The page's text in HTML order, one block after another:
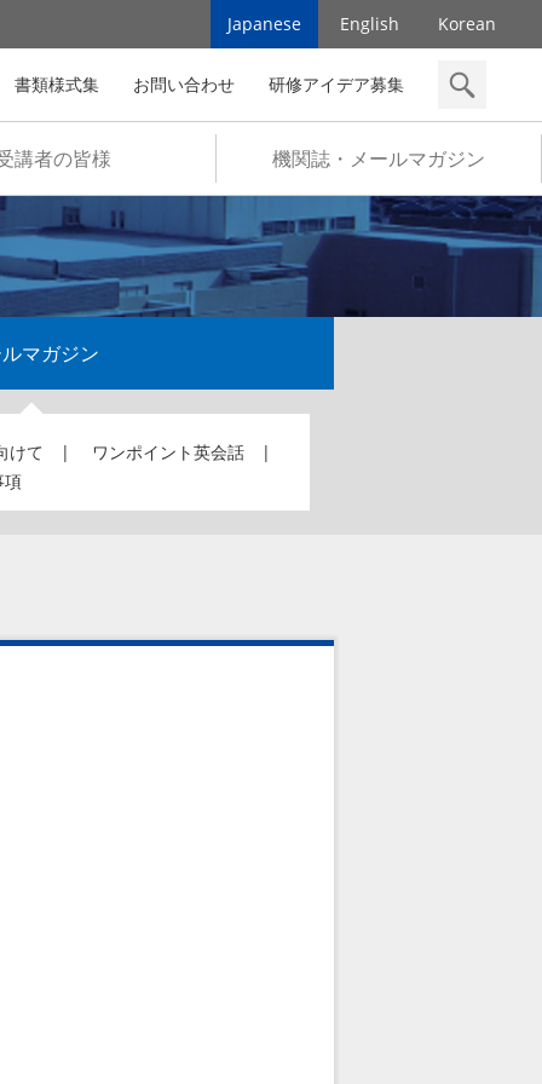
Japanese English Korean
講者の皆様 機関誌・メールマガジン
書類様式集 お問い合わせ 研修アイデア募集
マガジン
けて
ワンポイント英会話
項